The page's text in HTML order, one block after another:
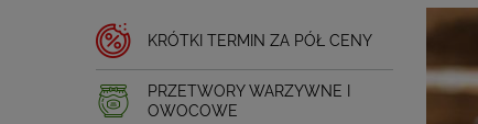
KRÓTKI TERMIN ZA PÓŁ CENY
PRZETWORY WARZYWNE I
OWOCOWE